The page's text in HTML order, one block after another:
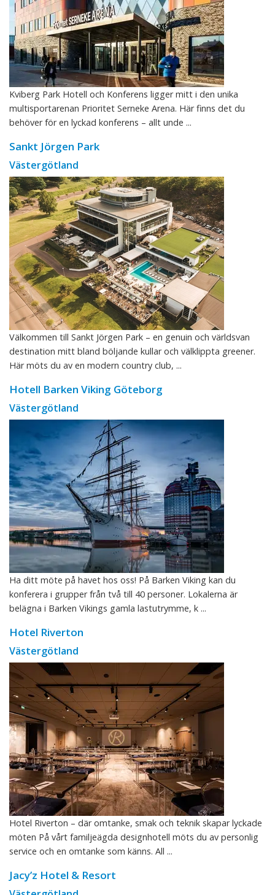
Kviberg Park Hotell och Konferens ligger mitt i den unika
multisportarenan Prioritet Serneke Arena. Här finns det du
behöver för en lyckad konferens – allt unde ...
Sankt Jörgen Park
Västergötland
Välkommen till Sankt Jörgen Park – en genuin och världsvan
destination mitt bland böljande kullar och välklippta greener.
Här möts du av en modern country club, ...
Hotell Barken Viking Göteborg
Västergötland
Ha ditt möte på havet hos oss! På Barken Viking kan du
konferera i grupper från två till 40 personer. Lokalerna är
belägna i Barken Vikings gamla lastutrymme, k ...
Hotel Riverton
Västergötland
Hotel Riverton – där omtanke, smak och teknik skapar lyckade
möten På vårt familjeägda designhotell möts du av personlig
service och en omtanke som känns. All ...
Jacy’z Hotel & Resort